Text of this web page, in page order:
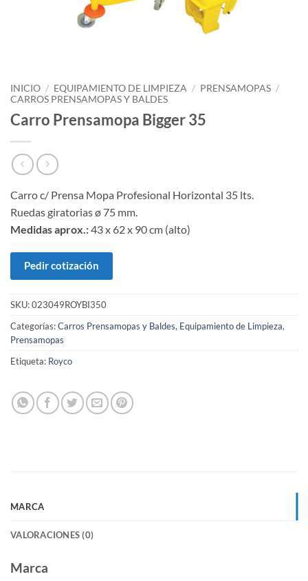
INICIO / EQUIPAMIENTO DE LIMPIEZA / PRENSAMOPAS /
CARROS PRENSAMOPAS Y BALDES
Carro Prensamopa Bigger 35
Carro c/ Prensa Mopa Profesional Horizontal 35 lts.
Ruedas giratorias ø 75 mm.
Medidas aprox.:43 x 62 x 90 cm (alto)
Pedir cotización
SKU:023049ROYBI350
Categorías:Carros Prensamopas y Baldes, Equipamiento de Limpieza,
Prensamopas
Etiqueta: Royco
MARCA
VALORACIONES (0)
Marca